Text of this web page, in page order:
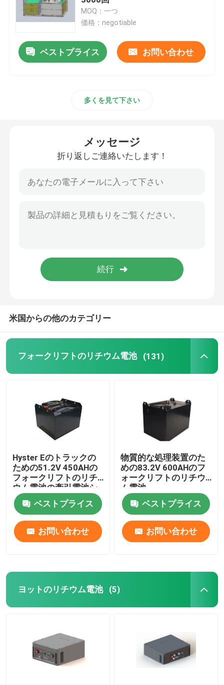
リチウム トラクター電池
積込み機電池
芝刈機のリチウム電池
歯切り工具電池
電気ドリルのリチウム電池
リチウム電池 モジュール
MOQ：一つ
価格：negotiable
ベストプライス お問い合わせ
多くを見て下さい
メッセージ
折り返しご連絡いたします！
米国からの他のカテゴリー
フォークリフトのリチウム電池 (131)
Hyster Eのトラックの
ための51.2V 450AHの
フォークリフトのリチ
ウム電池の牽引電池シ
ステム
ベストプライス
お問い合わせ
物質的な処理装置のた
めの83.2V 600AHのフ
ォークリフトのリチウ
ム電池
ベストプライス
お問い合わせ
ヨットのリチウム電池 (5)